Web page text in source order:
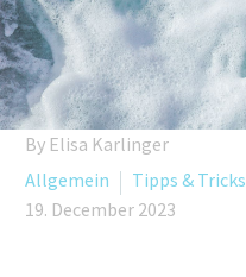
By Elisa Karlinger
Allgemein
Tipps & Tricks
19. December 2023